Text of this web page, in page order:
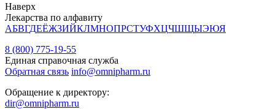
Наверх
Лекарства по алфавиту
АБВГДЕЁЖЗИЙКЛМНОПРСТУФХЦЧШЩЫЭЮЯ
8 (800) 775-19-55
Единая справочная служба
Обратная связь info@omnipharm.ru
Обращение к директору:
dir@omnipharm.ru